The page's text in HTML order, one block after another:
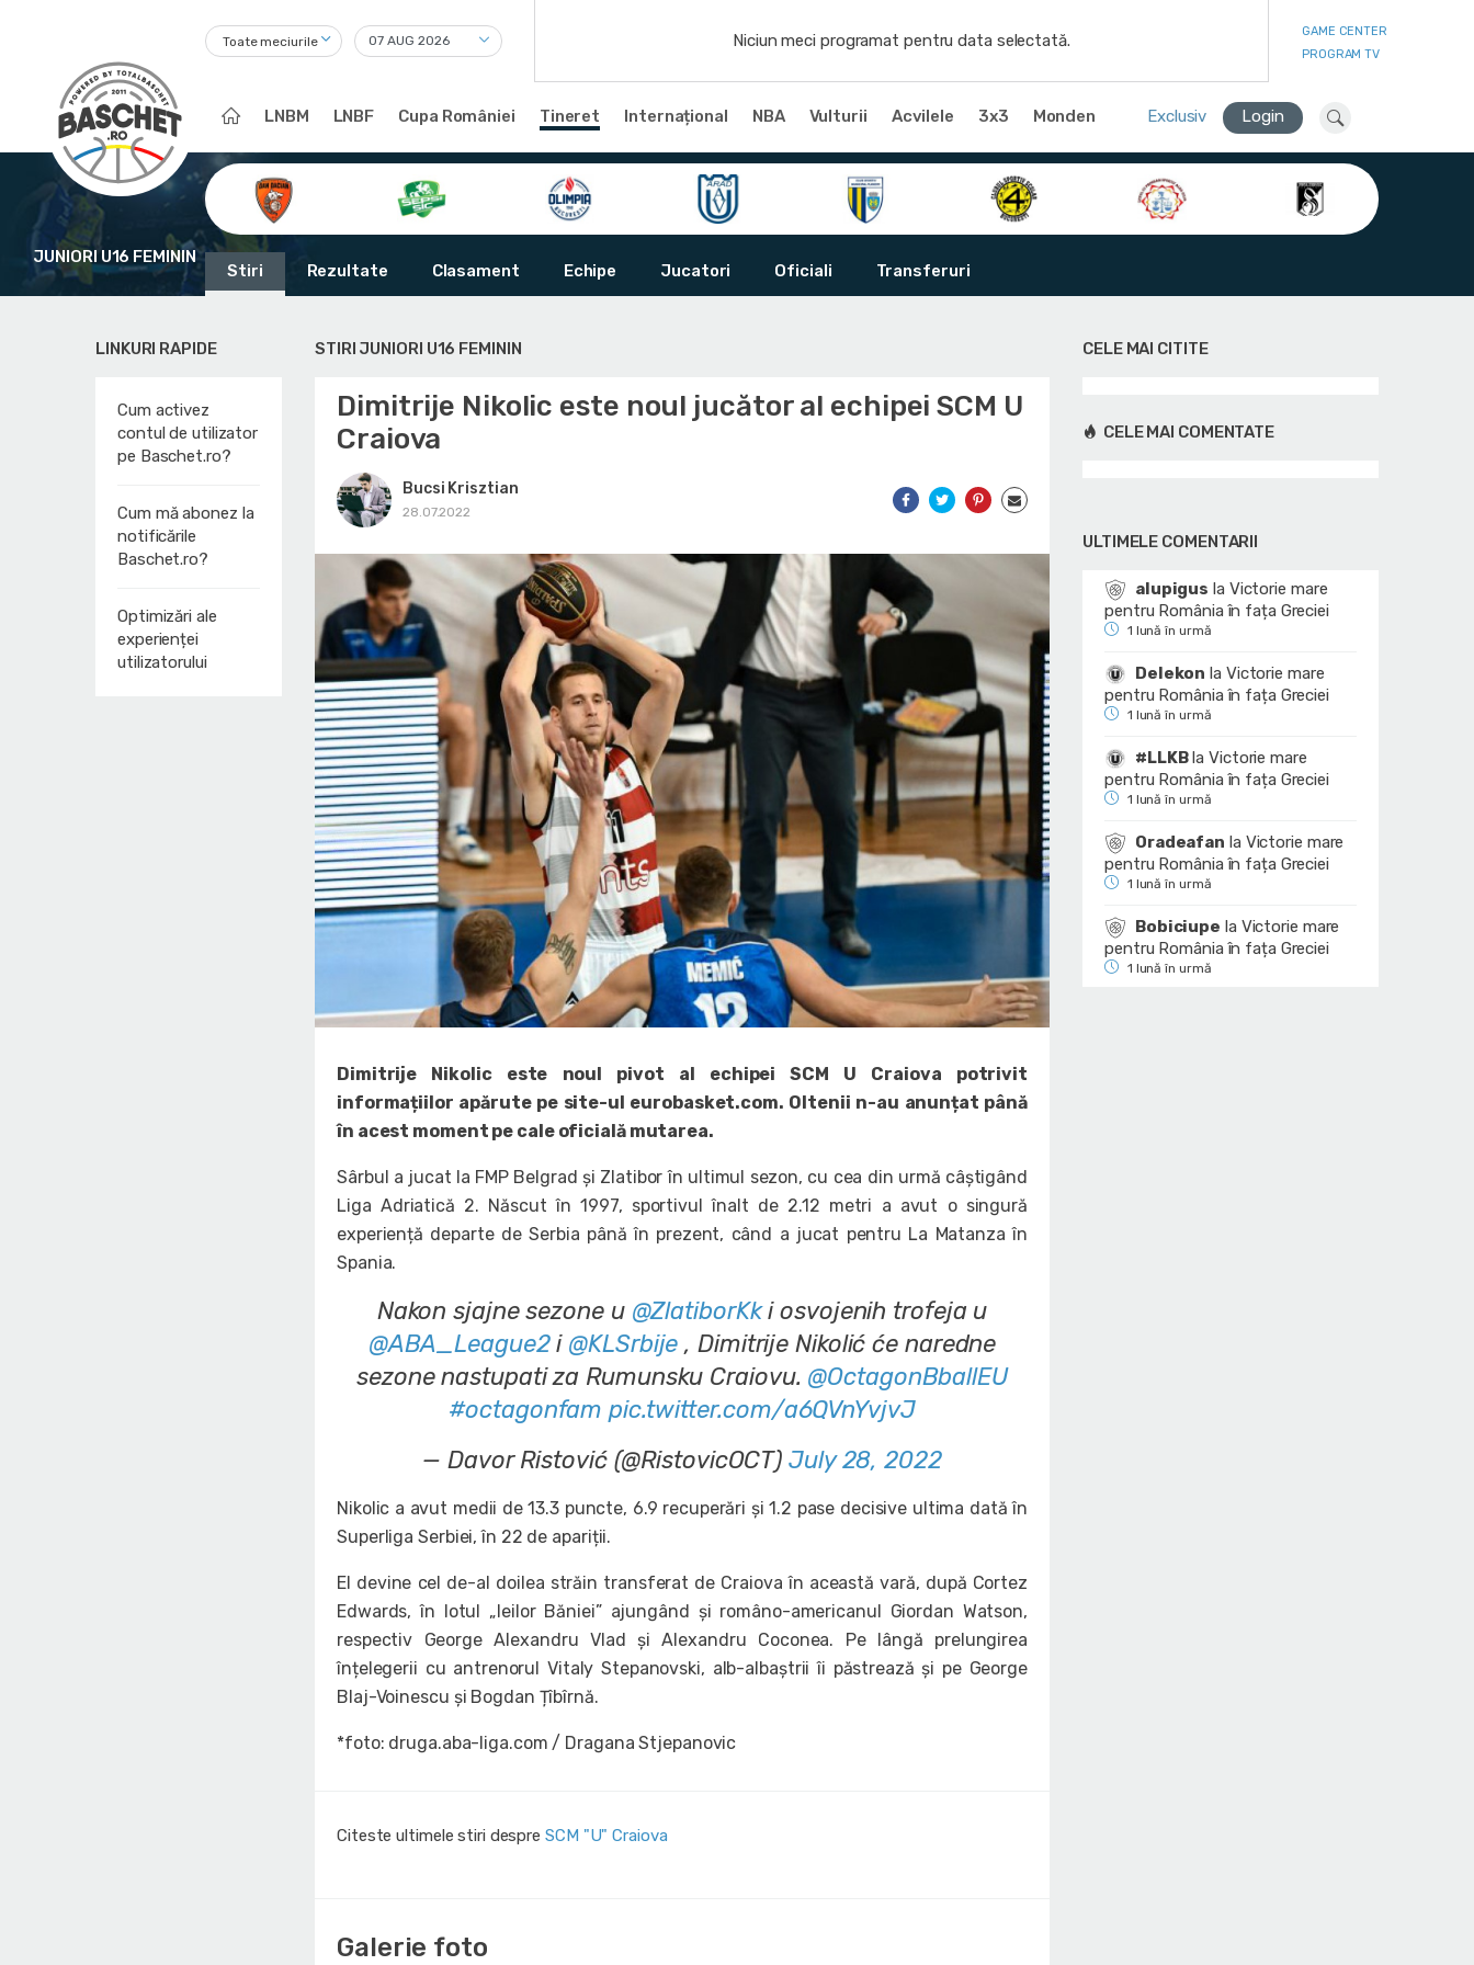
Toate meciurile Niciun meci programat pentru data selectată.
GAME CENTER
PROGRAM TV
LNBM LNBF Cupa României Tineret Internațional NBA Vulturii Acvilele 3x3 Monden Exclusiv Login
JUNIORI U16 FEMININ
Stiri Rezultate Clasament Echipe Jucatori Oficiali Transferuri
LINKURI RAPIDE
Cum activez
contul de utilizator
pe Baschet.ro?
Cum mă abonez la
notificările
Baschet.ro?
Optimizări ale
experienței
utilizatorului
STIRI JUNIORI U16 FEMININ
Dimitrije Nikolic este noul jucător al echipei SCM U
Craiova
Bucsi Krisztian
28.07.2022
Dimitrije Nikolic este noul pivot al echipei SCM U Craiova potrivit
informațiilor apărute pe site-ul eurobasket.com. Oltenii n-au anunțat până
în acest moment pe cale oficială mutarea.
Sârbul a jucat la FMP Belgrad și Zlatibor în ultimul sezon, cu cea din urmă câștigând
Liga Adriatică 2. Născut în 1997, sportivul înalt de 2.12 metri a avut o singură
experiență departe de Serbia până în prezent, când a jucat pentru La Matanza în
Spania.
Nakon sjajne sezone u @ZlatiborKki osvojenih trofeja u
@ABA_League2i @KLSrbije , Dimitrije Nikolić će naredne
sezone nastupati za Rumunsku Craiovu. @OctagonBballEU
#octagonfam pic.twitter.com/a6QVnYvjvJ
— Davor Ristović (@RistovicOCT)July 28, 2022
Nikolic a avut medii de 13.3 puncte, 6.9 recuperări și 1.2 pase decisive ultima dată în
Superliga Serbiei, în 22 de apariții.
El devine cel de-al doilea străin transferat de Craiova în această vară, după Cortez
Edwards, în lotul „leilor Băniei” ajungând și româno-americanul Giordan Watson,
respectiv George Alexandru Vlad și Alexandru Coconea. Pe lângă prelungirea
înțelegerii cu antrenorul Vitaly Stepanovski, alb-albaștrii îi păstrează și pe George
Blaj-Voinescu și Bogdan Țîbîrnă.
*foto: druga.aba-liga.com / Dragana Stjepanovic
Citeste ultimele stiri despre SCM "U" Craiova
Galerie foto
CELE MAI CITITE
CELE MAI COMENTATE
ULTIMELE COMENTARII
alupigus la Victorie mare
pentru România în fața Greciei
1 lună în urmă
Delekon la Victorie mare
pentru România în fața Greciei
1 lună în urmă
#LLKBlaVictorie mare
pentru România în fața Greciei
1 lună în urmă
Oradeafan la Victorie mare
pentru România în fața Greciei
1 lună în urmă
Bobiciupe la Victorie mare
pentru România în fața Greciei
1 lună în urmă